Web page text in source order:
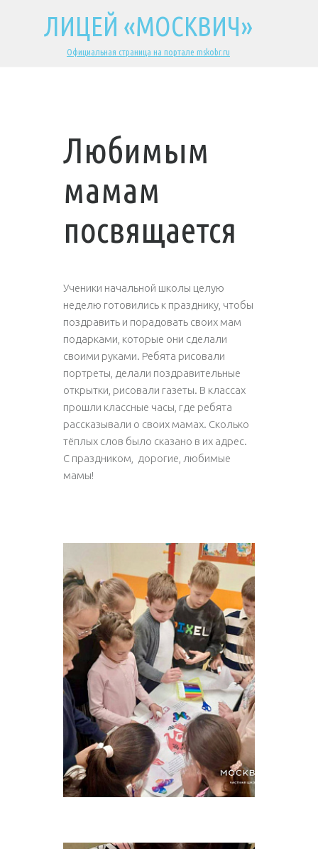
ЛИЦЕЙ «МОСКВИЧ»
Официальная страница на портале mskobr.ru
Любимым
мамам
посвящается
Ученики начальной школы целую
неделю готовились к празднику, чтобы
поздравить и порадовать своих мам
подарками, которые они сделали
своими руками. Ребята рисовали
портреты, делали поздравительные
открытки, рисовали газеты. В классах
прошли классные часы, где ребята
рассказывали о своих мамах. Сколько
тёплых слов было сказано в их адрес.
С праздником, дорогие, любимые
мамы!